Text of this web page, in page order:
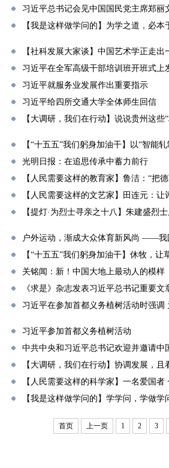
习近平总书记会见中国国民党主席郑丽
【我是这样做学问的】为学之道，必本
【社科发展大家谈】中国艺术学正走出
习近平在全军高级干部培训班开班式上
习近平就服务业发展作出重要指示
习近平给四所交通大学全体师生回信
【大调研，我们在行动】说说贵州这些
【“十五五”我们躬身加油干】以“智能
光明日报：在追思传承中蓄力前行
【人民需要这样的教育家】鲁洁：“把
【人民需要这样的文艺家】田连元：让
【提灯·为烈士寻亲之十八】朱建盛烈
户外运动，渐成大众体育新风尚 ——我
【“十五五”我们躬身加油干】休牧，让
关铭闻：新！中国大地上最动人的模样
《求是》杂志发表习近平总书记重要文
习近平在参加首都义务植树活动时强
习近平参加首都义务植树活动
中共中央和习近平总书记欢迎并邀请中
【大调研，我们在行动】协调发展，且
【人民需要这样的科学家】一名爱国
【我是这样做学问的】学学问，学做学
首页 上一页 1 2 3